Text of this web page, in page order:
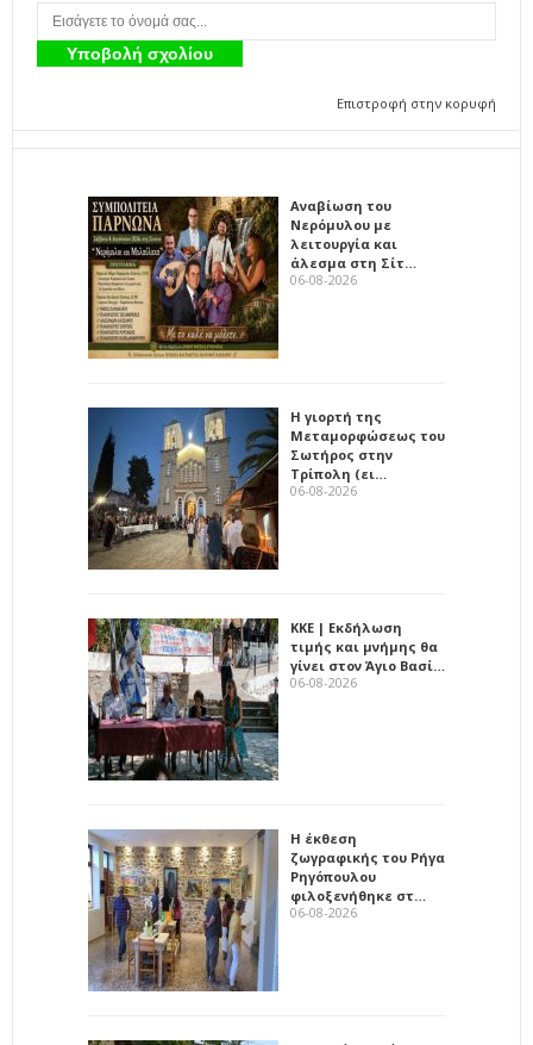
Επιστροφή στην κορυφή
Αναβίωση του
Νερόμυλου με
λειτουργία και
άλεσμα στη Σίτ…
06-08-2026
Η γιορτή της
Μεταμορφώσεως του
Σωτήρος στην
Τρίπολη (ει…
06-08-2026
ΚΚΕ | Εκδήλωση
τιμής και μνήμης θα
γίνει στον Άγιο Βασί…
06-08-2026
Η έκθεση
ζωγραφικής του Ρήγα
Ρηγόπουλου
φιλοξενήθηκε στ…
06-08-2026